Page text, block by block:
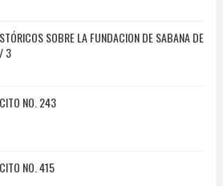
SOBRE LA FUNDACION DE SABANA DE
3
NO. 243
NO. 415